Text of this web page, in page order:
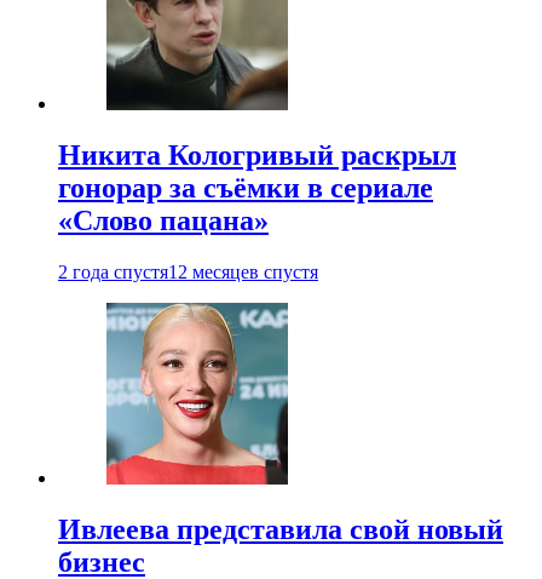
Никита Кологривый раскрыл
гонорар за съёмки в сериале
«Слово пацана»
2 года спустя12 месяцев спустя
Ивлеева представила свой новый
бизнес